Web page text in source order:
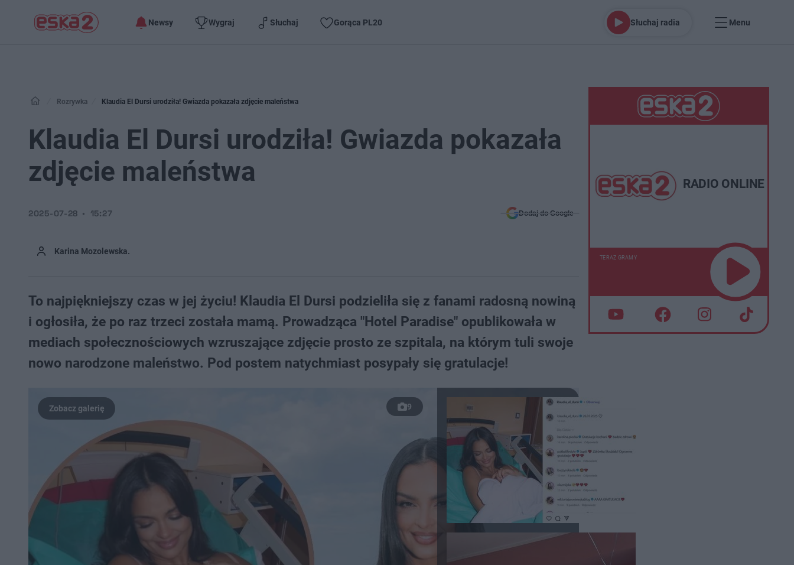
Newsy Wygraj Słuchaj Gorąca PL20 Słuchaj radia Menu
Rozrywka Klaudia El Dursi urodziła! Gwiazda pokazała zdjęcie maleństwa
Klaudia El Dursi urodziła! Gwiazda pokazała
zdjęcie maleństwa
Karina Mozolewska.
2025-07-28 15:27 Dodaj do Google
To najpiękniejszy czas w jej życiu! Klaudia El Dursi podzieliła się z fanami radosną nowiną
i ogłosiła, że po raz trzeci została mamą. Prowadząca "Hotel Paradise" opublikowała w
mediach społecznościowych wzruszające zdjęcie prosto ze szpitala, na którym tuli swoje
nowo narodzone maleństwo. Pod postem natychmiast posypały się gratulacje!
9
RADIO ONLINE
TERAZ GRAMY